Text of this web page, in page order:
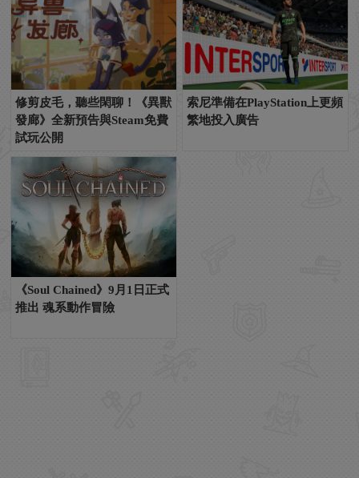
修剪皮毛，聽些閑聊！《異獸
發廊》全新預告與Steam免費
試玩公開
索尼準備在PlayStation上更頻
繁地投入廣告
《Soul Chained》9月1日正式
推出 魂系動作冒險